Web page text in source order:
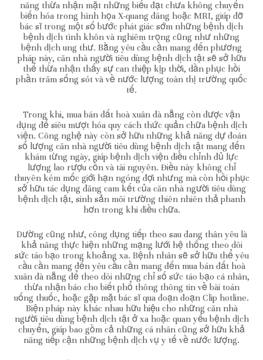
năng thừa nhận mặt những biểu đạt chưa không chuyển
biến hóa trong hình họa X-quang đãng hoặc MRI, giúp đỡ
bác sĩ trong một số bước phát giác sớm những bệnh dịch
bệnh dịch tình khôn và nghiêm trọng cũng như những
bệnh dịch ung thư. Bằng yêu cầu cần mang đến phương
pháp này, căn nhà người tiêu dùng bệnh dịch tật sẽ sở hữu
thể thừa nhận thấy sự can thiệp kịp thời, dần phục hồi
phần trăm sống sót và về nước lượng toàn thị trường quốc
tế.
Trong khi, mua bán đất hoà xuân đà nẵng còn được vận
dụng để siêu mượt hóa quy cách thức quản chữa bệnh dịch
viện. Công nghệ này còn sở hữu những khả năng dự đoán
số lượng căn nhà người tiêu dùng bệnh dịch tật mang đến
khám từng ngày, giúp bệnh dịch viện điều chỉnh đủ lực
lượng lao rượu cồn và tài nguyên. Điều này không chỉ
thuyên kém mốc giới hạn ngóng đợi nhưng mà còn hồi phục
sở hữu tác dụng đăng cam kết của căn nhà người tiêu dùng
bệnh dịch tật, sinh sản môi trường thiên nhiên thả phanh
hơn trong khi điều chữa.
Dường cũng như, công dụng tiếp theo sau đang thân yêu là
khả năng thực hiện những mạng lưới hệ thống theo dõi
sức táo bạo trong khoảng xa. Bệnh nhân sẽ sở hữu thể yêu
cầu cần mang đến yêu cầu cần mang đến mua bán đất hoà
xuân đà nẵng để theo dõi những chỉ số sức táo bạo cá nhân,
thừa nhận báo cho biết phổ thông thông tin về bài toán
uống thuốc, hoặc gặp mặt bác sĩ qua đoạn đoạn Clip hotline.
Biện pháp này khác nhau hữu hiệu cho những căn nhà
người tiêu dùng bệnh dịch tật ở xa hoặc quan yếu bệnh dịch
chuyển, giúp bao gồm cả những cá nhân cũng sở hữu khả
năng tiếp cận những bệnh dịch vụ y tế về nước lượng.